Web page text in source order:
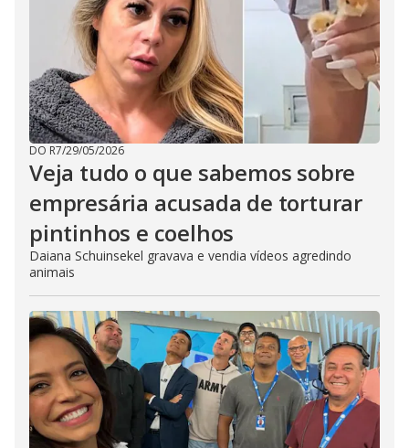
DO R7/29/05/2026
Veja tudo o que sabemos sobre
empresária acusada de torturar
pintinhos e coelhos
Daiana Schuinsekel gravava e vendia vídeos agredindo
animais